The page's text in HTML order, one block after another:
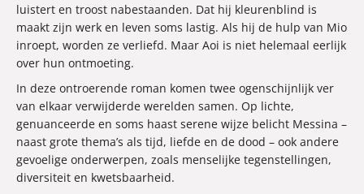
luistert en troost nabestaanden. Dat hij kleurenblind is
maakt zijn werk en leven soms lastig. Als hij de hulp van Mio
inroept, worden ze verliefd. Maar Aoi is niet helemaal eerlijk
over hun ontmoeting.
In deze ontroerende roman komen twee ogenschijnlijk ver
van elkaar verwijderde werelden samen. Op lichte,
genuanceerde en soms haast serene wijze belicht Messina –
naast grote thema’s als tijd, liefde en de dood – ook andere
gevoelige onderwerpen, zoals menselijke tegenstellingen,
diversiteit en kwetsbaarheid.